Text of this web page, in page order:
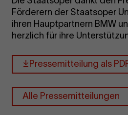
Förderern der Staatsoper
ihren Hauptpartnern BMW
herzlich für ihre
Pressemitteilung als
Alle Pressemitteilungen